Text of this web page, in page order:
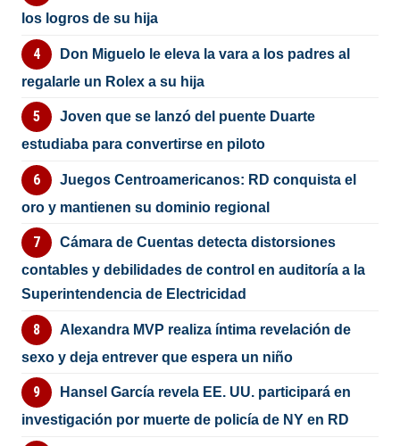
los logros de su hija
Don Miguelo le eleva la vara a los padres al
regalarle un Rolex a su hija
Joven que se lanzó del puente Duarte
estudiaba para convertirse en piloto
Juegos Centroamericanos: RD conquista el
oro y mantienen su dominio regional
Cámara de Cuentas detecta distorsiones
contables y debilidades de control en auditoría a la
Superintendencia de Electricidad
Alexandra MVP realiza íntima revelación de
sexo y deja entrever que espera un niño
Hansel García revela EE. UU. participará en
investigación por muerte de policía de NY en RD